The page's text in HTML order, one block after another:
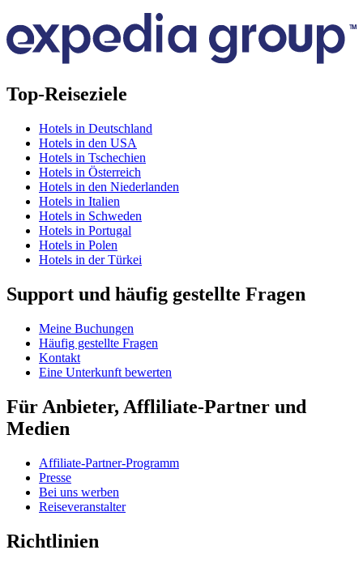
Top-Reiseziele
Hotels in Deutschland
Hotels in den USA
Hotels in Tschechien
Hotels in Österreich
Hotels in den Niederlanden
Hotels in Italien
Hotels in Schweden
Hotels in Portugal
Hotels in Polen
Hotels in der Türkei
Support und häufig gestellte Fragen
Meine Buchungen
Häufig gestellte Fragen
Kontakt
Eine Unterkunft bewerten
Für Anbieter, Affliliate-Partner und
Medien
Affiliate-Partner-Programm
Presse
Bei uns werben
Reiseveranstalter
Richtlinien